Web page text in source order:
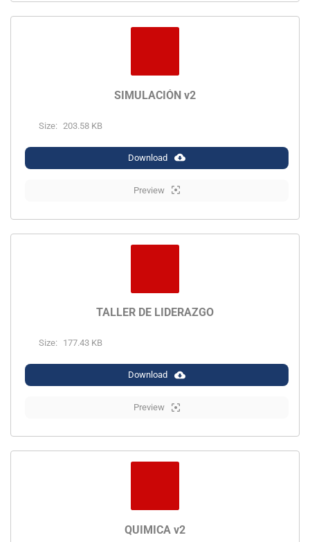
SIMULACIÓN v2
Size: 203.58 KB
Download
Preview
TALLER DE LIDERAZGO
Size: 177.43 KB
Download
Preview
QUIMICA v2